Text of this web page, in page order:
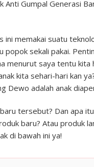
ini memakai suatu
popok sekali pakai.
menurut saya tentu kita
kita sehari-hari kan
Dewo adalah anak
tersebut? Dan apa
baru? Atau produk
di bawah ini ya!